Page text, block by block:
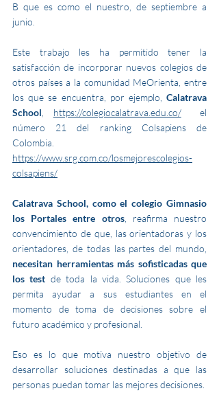
B que es como el nuestro, de septiembre a
junio.
Este trabajo les ha permitido tener la
satisfacción de incorporar nuevos colegios de
otros países a la comunidad MeOrienta, entre
los que se encuentra, por ejemplo, Calatrava
School
https://colegiocalatrava.edu.co/
  el
número 21 del ranking Colsapiens de
https://www.srg.com.co/losmejorescolegios-
colsapiens/
Calatrava School, como el colegio Gimnasio
los Portales entre otros, reafirma nuestro
convencimiento de que, las orientadoras y los
necesitan herramientas más sofisticadas que
los test de toda la vida. Soluciones que les
permita ayudar a sus estudiantes en el
momento de toma de decisiones sobre el
futuro académico y profesional.
Eso es lo que motiva nuestro objetivo de
desarrollar soluciones destinadas a que las
personas puedan tomar las mejores decisiones.